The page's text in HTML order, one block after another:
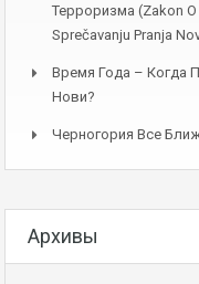
Терроризма (Zakon
Sprečavanju Pranja
Время Года – Когда
Нови?
Черногория Все
Архивы